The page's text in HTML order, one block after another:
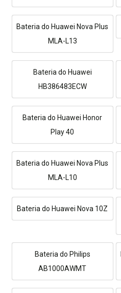
Bateria do Huawei Nova Plus
MLA-L13
Bateria do Huawei
HB386483ECW
Bateria do Huawei Honor
Play 40
Bateria do Huawei Nova Plus
MLA-L10
Bateria do Huawei Nova 10Z
Bateria do Philips
AB1000AWMT